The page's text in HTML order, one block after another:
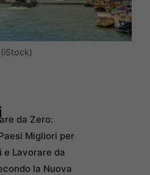
da Zero:
Migliori per
e Lavorare da
la Nuova